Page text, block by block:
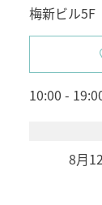
梅新ビル5F
10:00 -
8月